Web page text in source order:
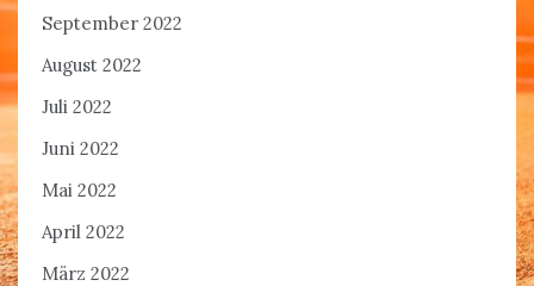
September 2022
August 2022
Juli 2022
Juni 2022
Mai 2022
April 2022
März 2022